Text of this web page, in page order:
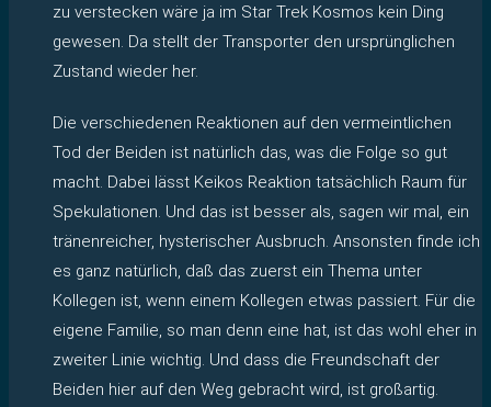
zu verstecken wäre ja im Star Trek Kosmos kein Ding
gewesen. Da stellt der Transporter den ursprünglichen
Zustand wieder her.
Die verschiedenen Reaktionen auf den vermeintlichen
Tod der Beiden ist natürlich das, was die Folge so gut
macht. Dabei lässt Keikos Reaktion tatsächlich Raum für
Spekulationen. Und das ist besser als, sagen wir mal, ein
tränenreicher, hysterischer Ausbruch. Ansonsten finde ich
es ganz natürlich, daß das zuerst ein Thema unter
Kollegen ist, wenn einem Kollegen etwas passiert. Für die
eigene Familie, so man denn eine hat, ist das wohl eher in
zweiter Linie wichtig. Und dass die Freundschaft der
Beiden hier auf den Weg gebracht wird, ist großartig.